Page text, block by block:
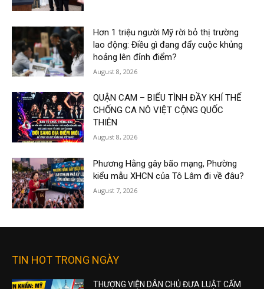
Hơn 1 triệu người Mỹ rời bỏ thị trường
lao động: Điều gì đang đẩy cuộc khủng
hoảng lên đỉnh điểm?
August 8, 2026
QUẬN CAM – BIỂU TÌNH ĐẦY KHÍ THẾ
CHỐNG CA NÔ VIỆT CỘNG QUỐC
THIÊN
August 8, 2026
Phương Hằng gây bão mạng, Phường
kiểu mẫu XHCN của Tô Lâm đi về đâu?
August 7, 2026
TIN HOT TRONG NGÀY
THƯỢNG VIỆN DÂN CHỦ ĐƯA LUẬT CẤM